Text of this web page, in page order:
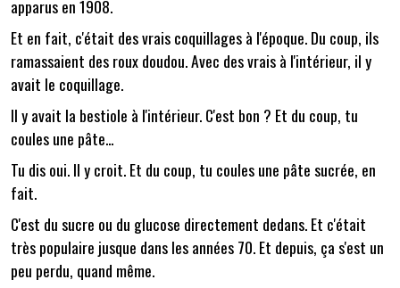
apparus en 1908.
Et en fait, c'était des vrais coquillages à l'époque. Du coup, ils
ramassaient des roux doudou. Avec des vrais à l'intérieur, il y
avait le coquillage.
Il y avait la bestiole à l'intérieur. C'est bon ? Et du coup, tu
coules une pâte...
Tu dis oui. Il y croit. Et du coup, tu coules une pâte sucrée, en
fait.
C'est du sucre ou du glucose directement dedans. Et c'était
très populaire jusque dans les années 70. Et depuis, ça s'est un
peu perdu, quand même.